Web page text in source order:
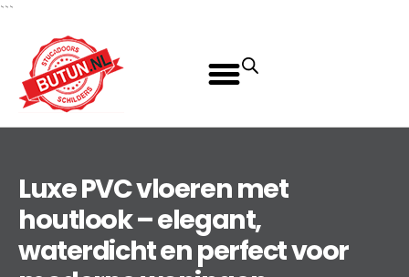
```
Luxe PVC vloeren met
houtlook – elegant,
waterdicht en perfect voor